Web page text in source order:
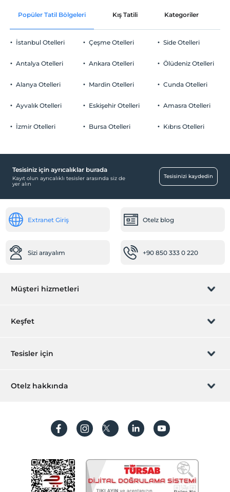
Popüler Tatil Bölgeleri Kış Tatili Kategoriler
İstanbul Otelleri
Antalya Otelleri
Alanya Otelleri
Ayvalık Otelleri
İzmir Otelleri
Çeşme Otelleri
Ankara Otelleri
Mardin Otelleri
Eskişehir Otelleri
Bursa Otelleri
Side Otelleri
Ölüdeniz Otelleri
Cunda Otelleri
Amasra Otelleri
Kıbrıs Otelleri
Tesisiniz için ayrıcalıklar burada
Kayıt olun ayrıcalıklı tesisler arasında siz de
yer alın
Tesisinizi kaydedin
Extranet Giriş Otelz blog
Sizi arayalım +90 850 333 0 220
Müşteri hizmetleri
Rezervasyon yönet
Sıkça sorulan sorular
İşlem rehberi
Keşfet
Hediye Kart
Hesap oluştur
Tesisler için
Hemen tesisinizi ekleyin
Otelz hakkında
Koşullar ve şartlar